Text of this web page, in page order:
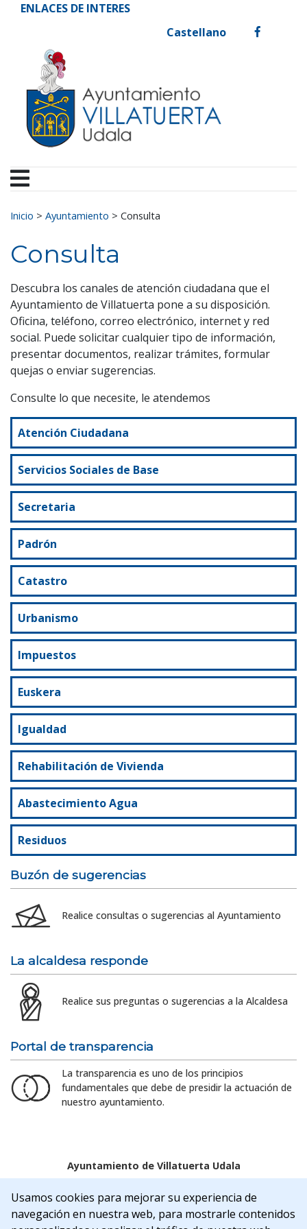
Ir al contenido
Ayuntamiento de
ENLACES DE INTERES
Castellano
facebook
Buscar:
Inicio > Ayuntamiento > Consulta
Consulta
Descubra los canales de atención ciudadana que el
Ayuntamiento de Villatuerta pone a su disposición.
Oficina, teléfono, correo electrónico, internet y red
social. Puede solicitar cualquier tipo de información,
presentar documentos, realizar trámites, formular
quejas o enviar sugerencias.
Consulte lo que necesite, le atendemos
Atención Ciudadana
Servicios Sociales de Base
Secretaria
Padrón
Catastro
Urbanismo
Impuestos
Euskera
Igualdad
Rehabilitación de Vivienda
Abastecimiento Agua
Residuos
Buzón de sugerencias
Realice consultas o sugerencias al Ayuntamiento
La alcaldesa responde
Realice sus preguntas o sugerencias a la Alcaldesa
Portal de transparencia
La transparencia es uno de los principios
fundamentales que debe de presidir la actuación de
nuestro ayuntamiento.
Ayuntamiento de Villatuerta Udala
Aviso de privacidad
C/Rua Nueva, 22 | 31132 | Villatuerta (NAVARRA)
Usamos cookies para mejorar su experiencia de
navegación en nuestra web, para mostrarle contenidos